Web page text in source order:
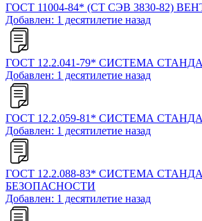
ГОСТ 11004-84* (СТ СЭВ 3830-
Добавлен: 1 десятилетие назад
ГОСТ 12.2.041-79* СИСТЕМА
Добавлен: 1 десятилетие назад
ГОСТ 12.2.059-81* СИСТЕМА
Добавлен: 1 десятилетие назад
ГОСТ 12.2.088-83* СИСТЕМА
БЕЗОПАСНОСТИ
Добавлен: 1 десятилетие назад